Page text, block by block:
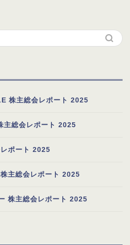
株主総会レポート 2025
総会レポート 2025
ポート 2025
主総会レポート 2025
株主総会レポート 2025